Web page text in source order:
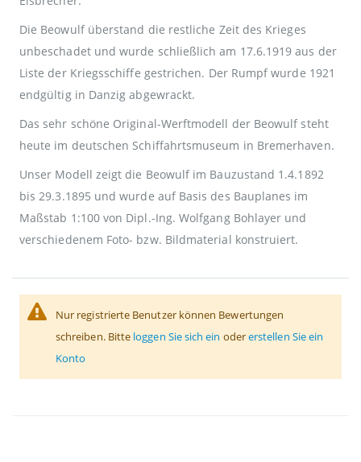
Die Beowulf überstand die restliche Zeit des Krieges
unbeschadet und wurde schließlich am 17.6.1919 aus der
Liste der Kriegsschiffe gestrichen. Der Rumpf wurde 1921
endgültig in Danzig abgewrackt.
Das sehr schöne Original-Werftmodell der Beowulf steht
heute im deutschen Schiffahrtsmuseum in Bremerhaven.
Unser Modell zeigt die Beowulf im Bauzustand 1.4.1892
bis 29.3.1895 und wurde auf Basis des Bauplanes im
Maßstab 1:100 von Dipl.-Ing. Wolfgang Bohlayer und
verschiedenem Foto- bzw. Bildmaterial konstruiert.
Nur registrierte Benutzer können Bewertungen
schreiben. Bitte loggen Sie sich ein odererstellen Sie ein
Konto